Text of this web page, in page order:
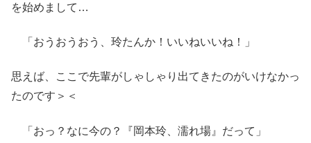
を始めまして…
「おうおうおう、玲たんか！いいねいいね！」
思えば、ここで先輩がしゃしゃり出てきたのがいけなかっ
たのです＞＜
「おっ？なに今の？『岡本玲、濡れ場』だって」